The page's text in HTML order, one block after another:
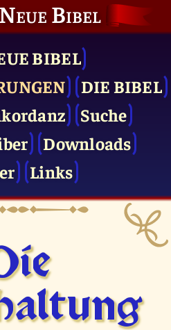
Bibel
BIBEL
DIE BIBEL
Suche
Downloads
Links